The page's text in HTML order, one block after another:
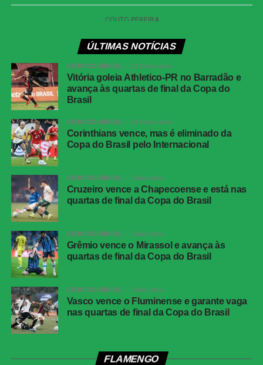
afastar a bola e caiu no gramado. Renê ficou com a sobra
na pequena área e apenas completou para o fundo do
minutos. Vargas dominou dentro da área, driblou Brítez e
bateu rasteiro, mas a bola acertou a trave de Lucas
Arcanjo.
Quando o jogo já se encaminhava para o fim, o Vitória
marcou o quarto gol. Aos 47 minutos dos acréscimos,
Fabri avançou pela direita, chegou à linha de fundo e
posicionado e finalizou para confirmar a goleada e a
classificação do time baiano às quartas de final.
Vitória goleia Athletico-PR no Barradão e avança
às quartas de final da Copa do Brasil
TÉCNICA
Partida
Vitória 4 x 0 Athletico-PR
Competição
Barradão, Salvador (BA)
ÚLTIMAS NOTÍCIAS
COPA DO BRASIL 22 horas atrás
Vitória goleia Athletico-PR no Barradão e
avança às quartas de final da Copa do
Brasil
COPA DO BRASIL 23 horas atrás
Corinthians vence, mas é eliminado da
Copa do Brasil pelo Internacional
COPA DO BRASIL 2 dias atrás
Cruzeiro vence a Chapecoense e está nas
quartas de final da Copa do Brasil
COPA DO BRASIL 2 dias atrás
Grêmio vence o Mirassol e avança às
quartas de final da Copa do Brasil
COPA DO BRASIL 2 dias atrás
Vasco vence o Fluminense e garante vaga
nas quartas de final da Copa do Brasil
FLAMENGO